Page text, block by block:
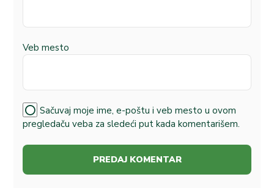
Veb mesto
Sačuvaj moje ime, e-poštu i veb mesto u ovom
pregledaču veba za sledeći put kada komentarišem.